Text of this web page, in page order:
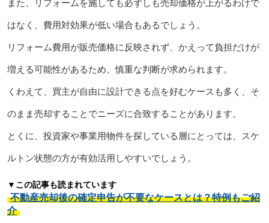
また、リフォームを施しても必ずしも売却価格が上がるわけで
はなく、費用対効果が低い場合もあるでしょう。
リフォーム費用が販売価格に反映されず、かえって負担だけが
増える可能性があるため、慎重な判断が求められます。
くわえて、買主が自由に設計できる点を好むケースも多く、そ
のまま売却することでニーズに合致することがあります。
とくに、投資家や事業用物件を探している層にとっては、スケ
ルトン状態の方が有効活用しやすいでしょう。
▼この記事も読まれています
不動産売却後の確定申告が不要なケースとは？特例もご紹
介